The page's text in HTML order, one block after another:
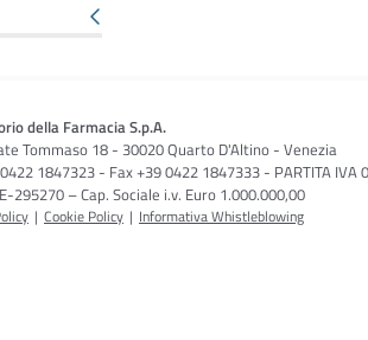
della Farmacia S.p.A.
Tommaso 18 - 30020 Quarto D'Altino - Venezia
1847323 - Fax +39 0422 1847333 - PARTITA IVA
295270 – Cap. Sociale i.v. Euro 1.000.000,00
| Cookie Policy | Informativa Whistleblowing